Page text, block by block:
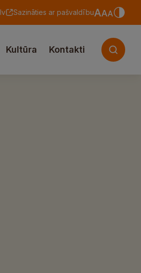
Sazināties ar pašvaldību
Kultūra Kontakti